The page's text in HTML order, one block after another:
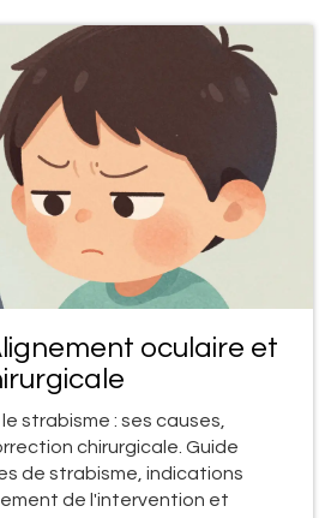
oculaire et
strabisme : ses causes,
chirurgicale. Guide
de strabisme, indications
de l'intervention et